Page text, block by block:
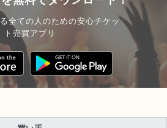
全ての人のための安心チケッ
ト売買アプリ